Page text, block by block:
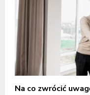
Na co zwrócić